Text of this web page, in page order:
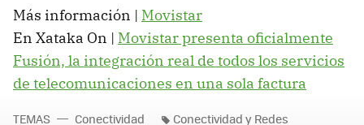
Más información | Movistar
En Xataka On | Movistar presenta oficialmente
Fusión, la integración real de todos los servicios
de telecomunicaciones en una sola factura
TEMAS Conectividad Conectividad y Redes